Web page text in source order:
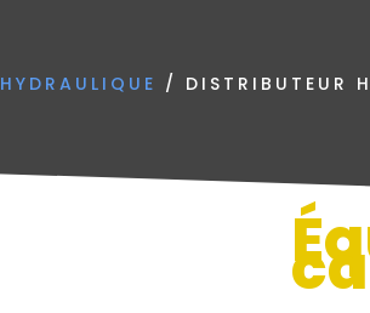
HYDRAULIQUE / DISTRIBUTEUR